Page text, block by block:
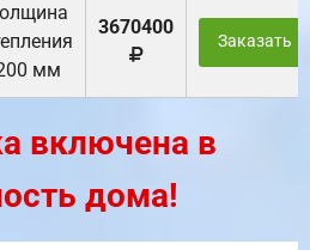
мм
3670400
Заказать
включена в
дома!